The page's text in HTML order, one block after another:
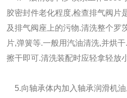
胶密封件老化程度,检查排气阀片
及排气阀座上的污物.清洗整个罗
片,弹簧等.一般用汽油清洗,并烘
擦干即可.清洗装配时应轻拿轻放
5.向轴承体内加入轴承润滑机